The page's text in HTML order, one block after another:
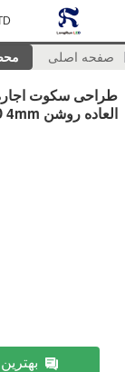
صفحه اصلی
العاده روشن LED 4mm پیکسل Pitchel